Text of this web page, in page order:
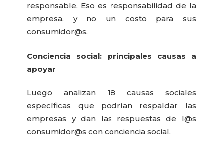
responsable. Eso es responsabilidad de la
empresa, y no un costo para sus
consumidor@s.
Conciencia social: principales causas a
apoyar
Luego analizan 18 causas sociales
específicas que podrían respaldar las
empresas y dan las respuestas de l@s
consumidor@s con conciencia social.